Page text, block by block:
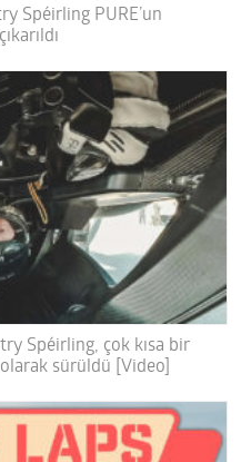
Spéirling PURE’un
Spéirling, çok kısa bir
sürüldü [Video]